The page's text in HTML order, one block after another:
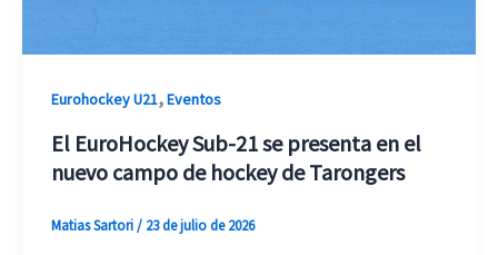
Eurohockey U21,Eventos
El EuroHockey Sub-21 se presenta en el
nuevo campo de hockey de Tarongers
Matias Sartori/ 23 de julio de 2026